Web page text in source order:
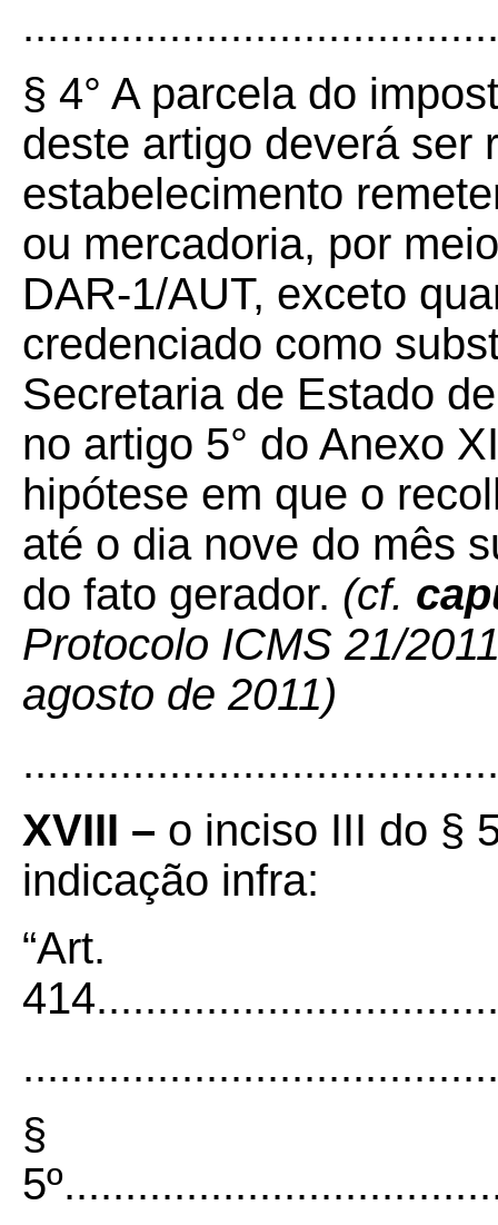
§ 4° A parcela do
deste artigo deverá ser
estabelecimento
ou mercadoria, por
DAR-1/AUT, exceto
credenciado como
Secretaria de Estado
no artigo 5° do Anexo
hipótese em que o
até o dia nove do mês
do fato gerador. (cf.
Protocolo ICMS 21/
agosto de 2011)
XVIII – o inciso III do §
indicação infra:
“Art.
§